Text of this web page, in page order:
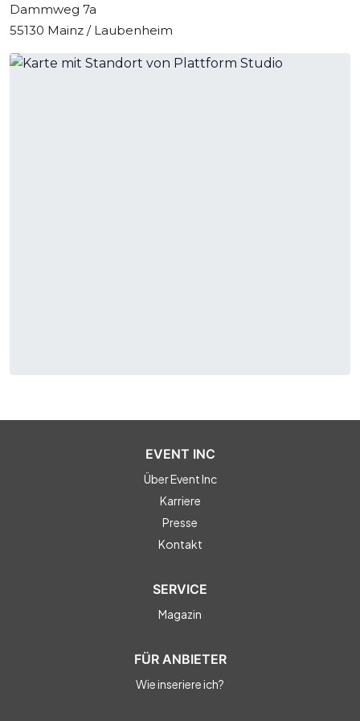
Dammweg 7a
55130 Mainz / Laubenheim
EVENT INC
Über Event Inc
Karriere
Presse
Kontakt
SERVICE
Magazin
FÜR ANBIETER
Wie inseriere ich?